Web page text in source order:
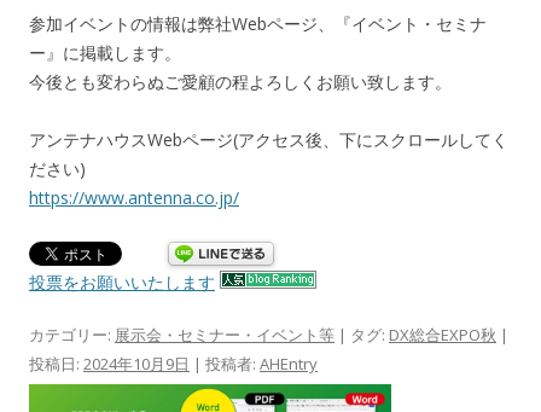
参加イベントの情報は弊社Webページ、『イベント・セミナ
ー』に掲載します。
今後とも変わらぬご愛顧の程よろしくお願い致します。
アンテナハウスWebページ(アクセス後、下にスクロールしてく
ださい)
https://www.antenna.co.jp/
投票をお願いいたします
カテゴリー: 展示会・セミナー・イベント等 | タグ: DX総合EXPO秋 |
投稿日: 2024年10月9日 | 投稿者: AHEntry